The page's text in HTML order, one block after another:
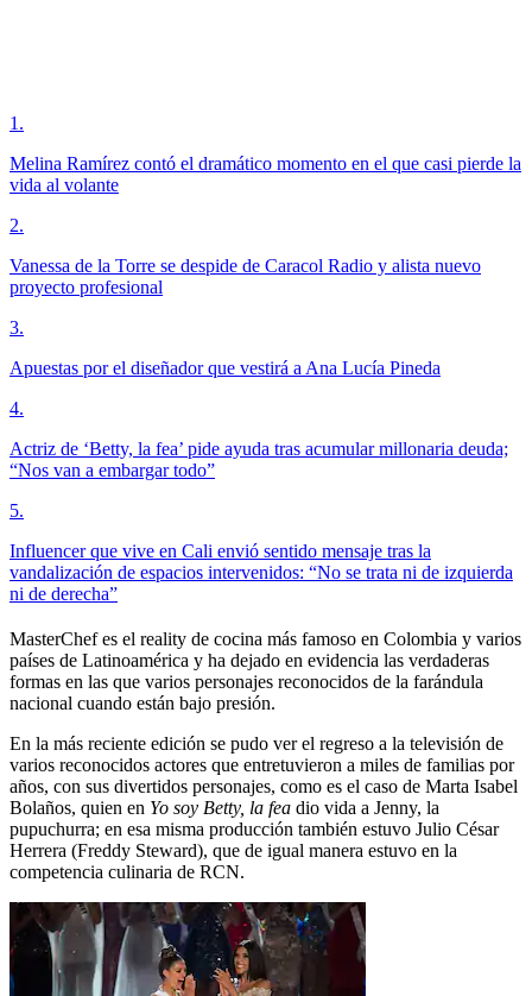
1 .
Melina Ramírez contó el dramático momento en el que casi pierde la
vida al volante
2.
Vanessa de la Torre se despide de Caracol Radio y alista nuevo
proyecto profesional
3.
Apuestas por el diseñador que vestirá a Ana Lucía Pineda
4.
Actriz de ‘Betty, la fea’ pide ayuda tras acumular millonaria deuda;
“Nos van a embargar todo”
5.
Influencer que vive en Cali envió sentido mensaje tras la
vandalización de espacios intervenidos: “No se trata ni de izquierda
ni de derecha”
MasterChef es el reality de cocina más famoso en Colombia y varios
países de Latinoamérica y ha dejado en evidencia las verdaderas
formas en las que varios personajes reconocidos de la farándula
nacional cuando están bajo presión.
En la más reciente edición se pudo ver el regreso a la televisión de
varios reconocidos actores que entretuvieron a miles de familias por
años, con sus divertidos personajes, como es el caso de Marta Isabel
Bolaños, quien en Yo soy Betty, la fea dio vida a Jenny, la
pupuchurra; en esa misma producción también estuvo Julio César
Herrera (Freddy Steward), que de igual manera estuvo en la
competencia culinaria de RCN.